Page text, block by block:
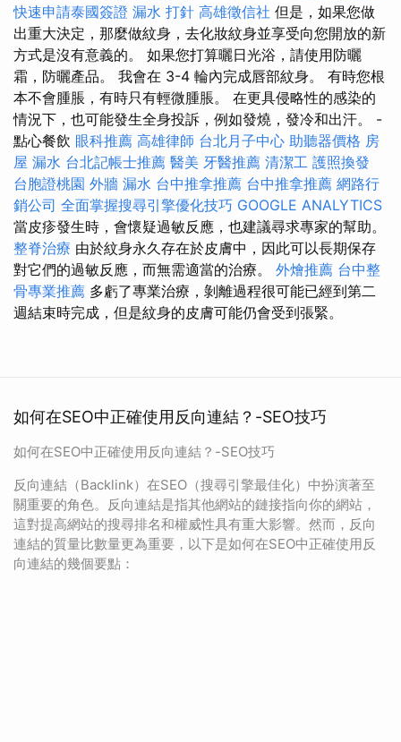
快速申請泰國簽證 漏水 打針 高雄徵信社 但是，如果您做
出重大決定，那麼做紋身，去化妝紋身並享受向您開放的新
方式是沒有意義的。 如果您打算曬日光浴，請使用防曬
霜，防曬產品。 我會在 3-4 輪內完成唇部紋身。 有時您根
本不會腫脹，有時只有輕微腫脹。 在更具侵略性的感染的
情況下，也可能發生全身投訴，例如發燒，發冷和出汗。 -
點心餐飲 眼科推薦 高雄律師 台北月子中心 助聽器價格 房
屋 漏水 台北記帳士推薦 醫美 牙醫推薦 清潔工 護照換發
台胞證桃園 外牆 漏水 台中推拿推薦 台中推拿推薦 網路行
銷公司 全面掌握搜尋引擎優化技巧 GOOGLE ANALYTICS
當皮疹發生時，會懷疑過敏反應，也建議尋求專家的幫助。
整脊治療 由於紋身永久存在於皮膚中，因此可以長期保存
對它們的過敏反應，而無需適當的治療。 外燴推薦 台中整
骨專業推薦 多虧了專業治療，剝離過程很可能已經到第二
週結束時完成，但是紋身的皮膚可能仍會受到張緊。
如何在SEO中正確使用反向連結？-SEO技巧
如何在SEO中正確使用反向連結？-SEO技巧
反向連結（Backlink）在SEO（搜尋引擎最佳化）中扮演著至
關重要的角色。反向連結是指其他網站的鏈接指向你的網站，
這對提高網站的搜尋排名和權威性具有重大影響。然而，反向
連結的質量比數量更為重要，以下是如何在SEO中正確使用反
向連結的幾個要點：